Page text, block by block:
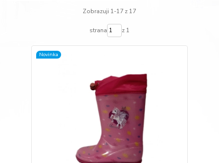
Zobrazuji 1-17 z 17
strana z 1
Novinka